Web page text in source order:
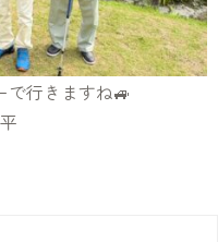
で行きますね🚙